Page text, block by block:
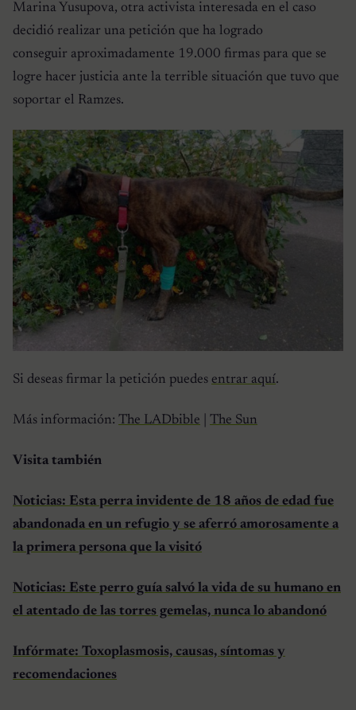
Marina Yusupova, otra activista interesada en el caso
decidió realizar una petición que ha logrado
conseguir aproximadamente 19.000 firmas para que se
logre hacer justicia ante la terrible situación que tuvo que
soportar el Ramzes.
Si deseas firmar la petición puedes entrar aquí.
Más información: The LADbible The Sun
Visita también
Noticias: Esta perra invidente de 18 años de edad fue
abandonada en un refugio y se aferró amorosamente a
la primera persona que la visitó
Noticias: Este perro guía salvó la vida de su humano en
el atentado de las torres gemelas, nunca lo abandonó
Infórmate: Toxoplasmosis, causas, síntomas y
recomendaciones